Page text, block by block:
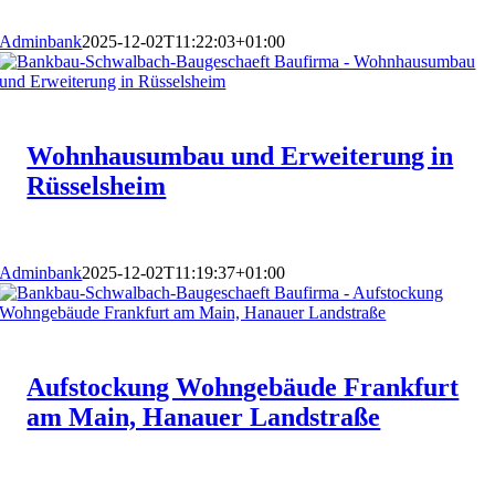
Adminbank2025-12-02T11:22:03+01:00
Wohnhausumbau und Erweiterung in
Rüsselsheim
Adminbank2025-12-02T11:19:37+01:00
Aufstockung Wohngebäude Frankfurt
am Main, Hanauer Landstraße